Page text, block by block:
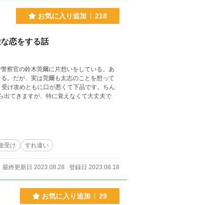
お気に入り追加 218
恋をする話
察官の鈴木莞爾に片想いをしている。あ
。だが、実は莞爾も太志のことを想って
出てきますが、特に覚えなくて大丈夫で
受け すれ違い
最終更新日 2023.08.28 登録日 2023.08.18
お気に入り追加 29